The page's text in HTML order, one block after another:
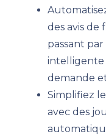
des avis de
passant
intelligente
demande
Simplifiez
avec des